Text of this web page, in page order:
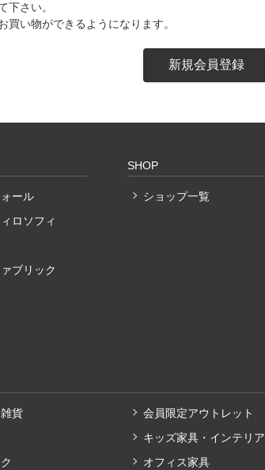
下さい。
買い物ができるようになります。
ール
ロソフィ
ブリック
SHOP
ショップ一覧
貨
会員限定アウトレット
キッズ家具・インテリア
オフィス家具